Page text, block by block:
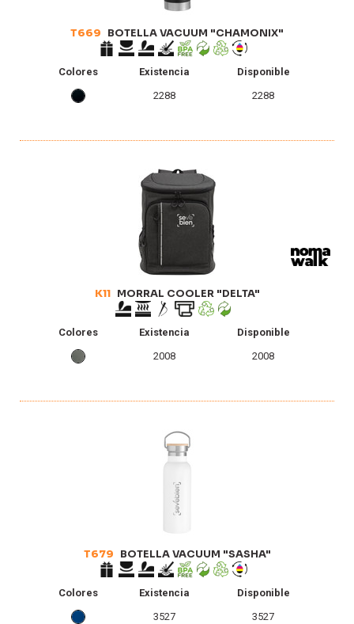
T669 BOTELLA VACUUM "CHAMONIX"
Colores Existencia
Disponible
2288
2288
K11 MORRAL COOLER "DELTA"
Colores Existencia
Disponible
2008
2008
T679 BOTELLA VACUUM "SASHA"
Colores Existencia
Disponible
3527
3527